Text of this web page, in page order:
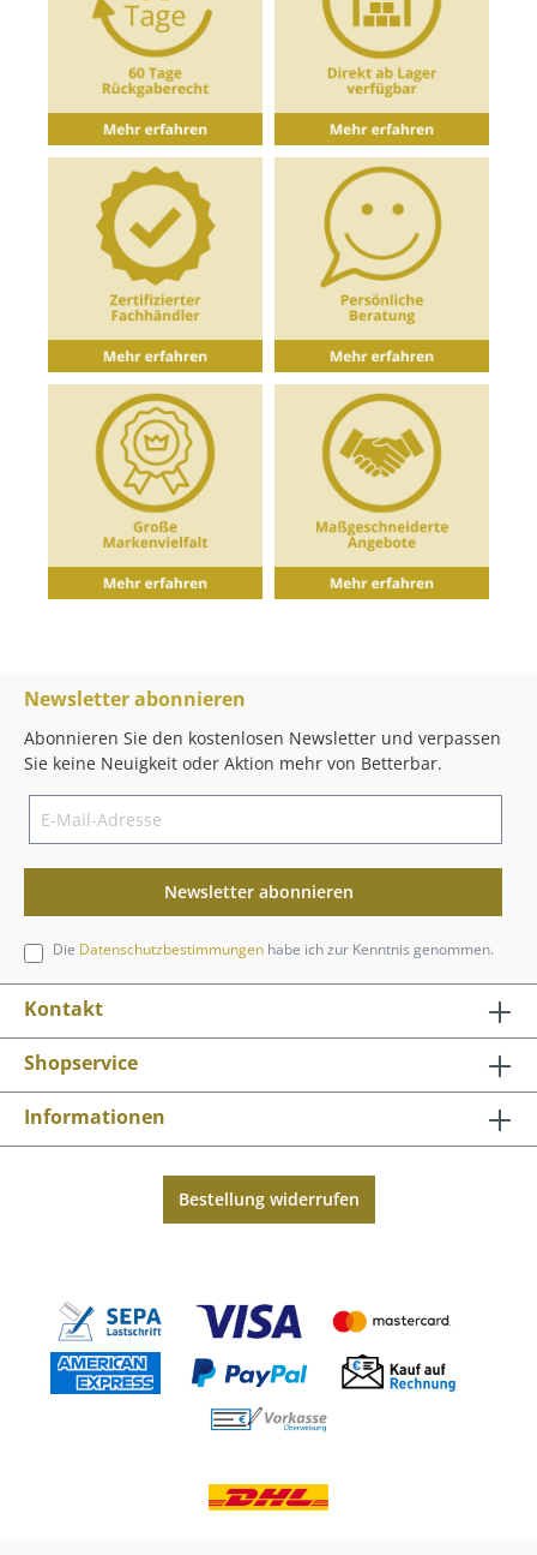
Newsletter abonnieren
Abonnieren Sie den kostenlosen Newsletter und verpassen
Sie keine Neuigkeit oder Aktion mehr von Betterbar.
Newsletter abonnieren
Die Datenschutzbestimmungen habe ich zur Kenntnis genommen.
Kontakt
Shopservice
Informationen
Bestellung widerrufen